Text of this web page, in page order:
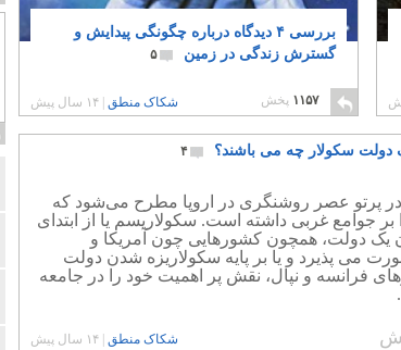
بررسی ۴ دیدگاه درباره چگونگی پیدایش و
گسترش زندگی در زمین
۵
۱۱۵۷ پخش شکاک منطق ۱۴ سال پیش
دولت سکولار چه می باشند؟ ۴
پرتو عصر روشنگری در اروپا مطرح می‌شود که
بر جوامع غربی داشته‌ است. سکولاریسم یا از ابتدای
یک دولت، همچون کشورهایی چون آمریکا و
می پذیرد و یا بر پایه سکولاریزه شدن دولت
فرانسه و نپال، نقش پر اهمیت خود را در جامعه
شکاک منطق ۱۴ سال پیش